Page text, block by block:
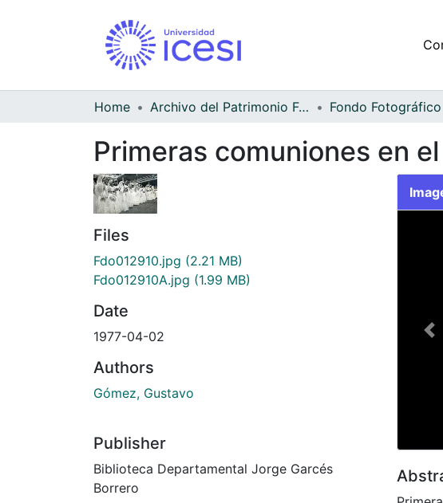
Home Archivo del Patrimonio Fotográfico y Fílmico del Valle del Cauca
Primeras comuniones en
Files
Fdo012910.jpg (2.21 MB)
Fdo012910A.jpg (1.99 MB)
Date
1977-04-02
Authors
Gómez, Gustavo
Publisher
Biblioteca Departamental Jorge Garcés
Borrero